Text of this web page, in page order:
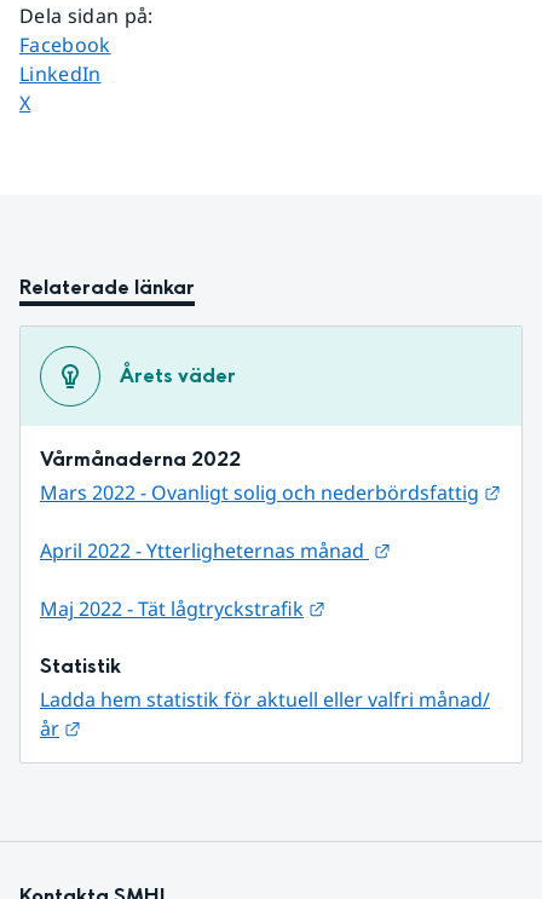
Dela sidan på:
Dela sidan på
Facebook
Dela sidan på
LinkedIn
Dela sidan på
X
Relaterade länkar
Årets väder
Vårmånaderna 2022
Mars 2022 - Ovanligt solig och nederbördsfattig
April 2022 - Ytterligheternas månad
Maj 2022 - Tät lågtryckstrafik
Statistik
Ladda hem statistik för aktuell eller valfri månad/
år